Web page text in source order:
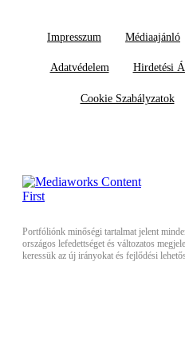
Impresszum Médiaajánló
Adatvédelem Hirdetési
Cookie Szabályzatok
Portfóliónk minőségi tartalmat jelent
országos lefedettséget és változatos
keressük az új irányokat és fejlődési